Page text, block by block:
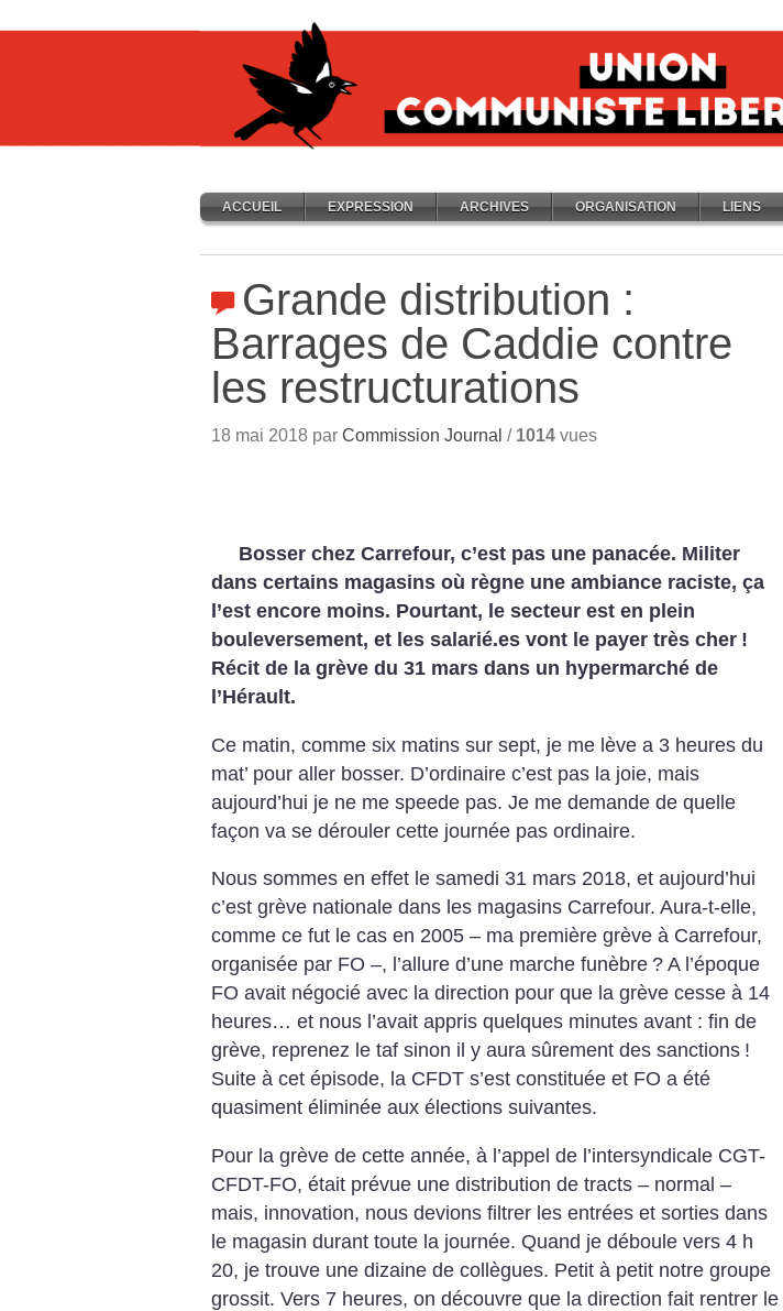
ACCUEIL EXPRESSION ARCHIVES ORGANISATION LIENS
Grande distribution :
Barrages de Caddie contre
les restructurations
18 mai 2018 par Commission Journal / 1014 vues
Bosser chez Carrefour, c’est pas une panacée. Militer
dans certains magasins où règne une ambiance raciste, ça
l’est encore moins. Pourtant, le secteur est en plein
bouleversement, et les salarié.es vont le payer très cher !
Récit de la grève du 31 mars dans un hypermarché de
l’Hérault.
Ce matin, comme six matins sur sept, je me lève a 3 heures du
mat’ pour aller bosser. D’ordinaire c’est pas la joie, mais
aujourd’hui je ne me speede pas. Je me demande de quelle
façon va se dérouler cette journée pas ordinaire.
Nous sommes en effet le samedi 31 mars 2018, et aujourd’hui
c’est grève nationale dans les magasins Carrefour. Aura-t-elle,
comme ce fut le cas en 2005 – ma première grève à Carrefour,
organisée par FO –, l’allure d’une marche funèbre ? A l’époque
FO avait négocié avec la direction pour que la grève cesse à 14
heures… et nous l’avait appris quelques minutes avant : fin de
grève, reprenez le taf sinon il y aura sûrement des sanctions !
Suite à cet épisode, la CFDT s’est constituée et FO a été
quasiment éliminée aux élections suivantes.
Pour la grève de cette année, à l’appel de l’intersyndicale CGT-
CFDT-FO, était prévue une ­distribution de tracts – normal –
mais, innovation, nous devions filtrer les entrées et sorties dans
le magasin durant toute la journée. Quand je déboule vers 4 h
20, je trouve une dizaine de collègues. Petit à petit ­notre groupe
grossit. Vers 7 heures, on découvre que la direction fait rentrer le